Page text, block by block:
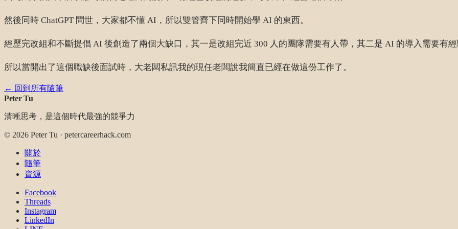
然後同時 ChatGPT 問世，大家都不懂 AI，所以雙管齊下同時開始學 AI 的東西。
經歷完改組和不斷提倡 AI 後創造了兩個大缺口，其一是改組完近 300 人的團隊需要有人帶，其二是 AI 的導入需要有經
所以當開出了這個職缺後面試時，大老闆私訊我的現任老闆說我簡直已經在做這份工作了。
← 回到所有隨筆
Peter Tu
清晰思考，是這個時代最強的競爭力
© 2026 Peter Tu · petercareerhack.com
關於
隨筆
資源
Facebook
Threads
Instagram
LinkedIn